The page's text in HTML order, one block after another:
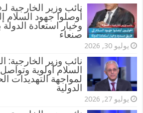
‏نائب وزير الخارجية
أوصلوا جهود
وخيار استعادة
صنعاء
يوليو 30, 2026
نائب وزير الخارجية:
السلام أولوية
لمواجهة التهديدات
الدولية
يوليو 27, 2026